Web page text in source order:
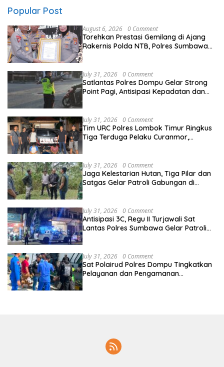
Popular Post
August 6, 2026 0 Comment
Torehkan Prestasi Gemilang di Ajang
Rakernis Polda NTB, Polres Sumbawa
July 31, 2026 0 Comment
Satlantas Polres Dompu Gelar Strong
Point Pagi, Antisipasi Kepadatan dan
July 31, 2026 0 Comment
Tim URC Polres Lombok Timur Ringkus
Tiga Terduga Pelaku Curanmor,
July 31, 2026 0 Comment
Jaga Kelestarian Hutan, Tiga Pilar dan
Satgas Gelar Patroli Gabungan di
July 31, 2026 0 Comment
Antisipasi 3C, Regu II Turjawali Sat
Lantas Polres Sumbawa Gelar Patroli
July 31, 2026 0 Comment
Sat Polairud Polres Dompu Tingkatkan
Pelayanan dan Pengamanan